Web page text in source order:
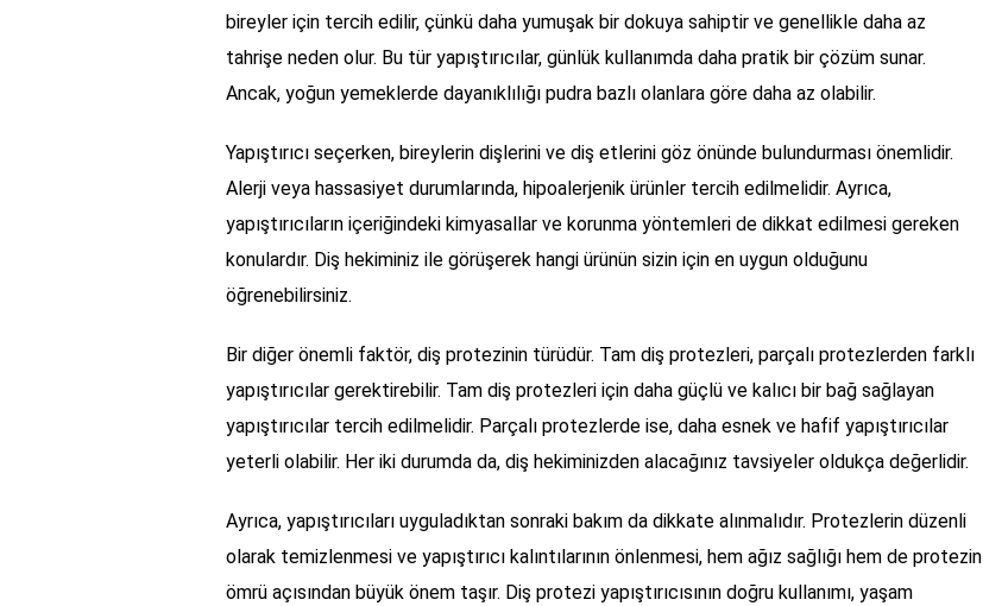
bireyler için tercih edilir, çünkü daha yumuşak bir dokuya sahiptir ve genellikle daha az
tahrişe neden olur. Bu tür yapıştırıcılar, günlük kullanımda daha pratik bir çözüm sunar.
Ancak, yoğun yemeklerde dayanıklılığı pudra bazlı olanlara göre daha az olabilir.
Yapıştırıcı seçerken, bireylerin dişlerini ve diş etlerini göz önünde bulundurması önemlidir.
Alerji veya hassasiyet durumlarında, hipoalerjenik ürünler tercih edilmelidir. Ayrıca,
yapıştırıcıların içeriğindeki kimyasallar ve korunma yöntemleri de dikkat edilmesi gereken
konulardır. Diş hekiminiz ile görüşerek hangi ürünün sizin için en uygun olduğunu
öğrenebilirsiniz.
Bir diğer önemli faktör, diş protezinin türüdür. Tam diş protezleri, parçalı protezlerden farklı
yapıştırıcılar gerektirebilir. Tam diş protezleri için daha güçlü ve kalıcı bir bağ sağlayan
yapıştırıcılar tercih edilmelidir. Parçalı protezlerde ise, daha esnek ve hafif yapıştırıcılar
yeterli olabilir. Her iki durumda da, diş hekiminizden alacağınız tavsiyeler oldukça değerlidir.
Ayrıca, yapıştırıcıları uyguladıktan sonraki bakım da dikkate alınmalıdır. Protezlerin düzenli
olarak temizlenmesi ve yapıştırıcı kalıntılarının önlenmesi, hem ağız sağlığı hem de protezin
ömrü açısından büyük önem taşır. Diş protezi yapıştırıcısının doğru kullanımı, yaşam